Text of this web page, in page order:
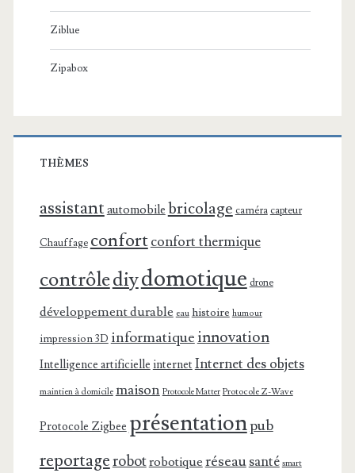
Ziblue
Zipabox
THÈMES
assistant automobile bricolage caméra capteur
Chauffage confortconfort thermique
contrôlediydomotique drone
développement durable eau histoire humour
impression 3D informatiqueinnovation
Intelligence artificielle internet Internet des objets
maintien à domicile maison Protocole Matter Protocole Z-Wave
Protocole Zigbee présentationpub
reportagerobotrobotique réseausanté smart